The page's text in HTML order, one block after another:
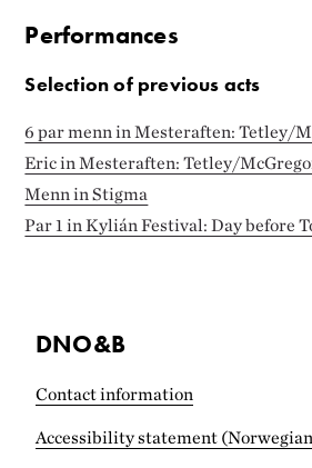
Performances
Selection of previous acts
6 par menn in Mesteraften: Tetley/
Eric in Mesteraften: Tetley/
Menn in Stigma
Par 1 in Kylián Festival: Day before
DNO&B
Contact information
Accessibility statement